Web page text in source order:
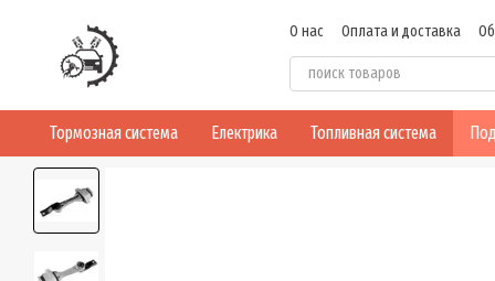
О нас Оплата и доставка
Пользовательское
Тормозная система Електрика Топливная система